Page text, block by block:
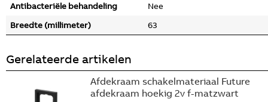
Antibacteriële behandeling
Nee
Breedte (millimeter)
63
Gerelateerde artikelen
Afdekraam schakelmateriaal Future
afdekraam hoekig 2v f-matzwart